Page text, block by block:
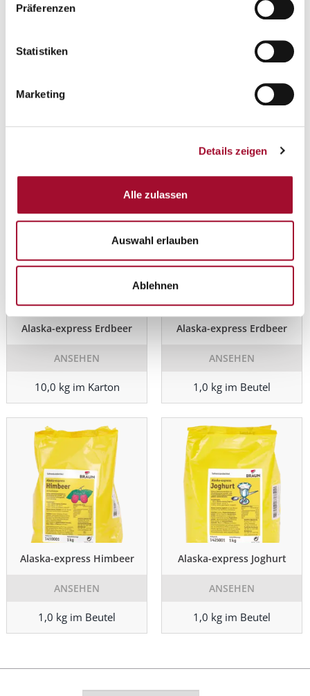
Präferenzen
Statistiken
Marketing
Details zeigen
Alle zulassen
Auswahl erlauben
Ablehnen
Alaska-express Cappuccino
ANSEHEN
Alaska-express Catalana
ANSEHEN
1,0 kg im Beutel
Alaska-express Erdbeer
ANSEHEN
10,0 kg im Karton
Alaska-express Erdbeer
ANSEHEN
1,0 kg im Beutel
Alaska-express Himbeer
ANSEHEN
1,0 kg im Beutel
Alaska-express Joghurt
ANSEHEN
1,0 kg im Beutel